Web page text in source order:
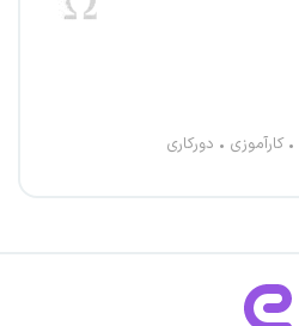
کارآموزی دورکاری